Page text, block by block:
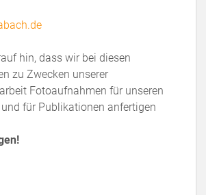
hin, dass wir bei diesen
zu Zwecken unserer
Fotoaufnahmen für unseren
für Publikationen anfertigen